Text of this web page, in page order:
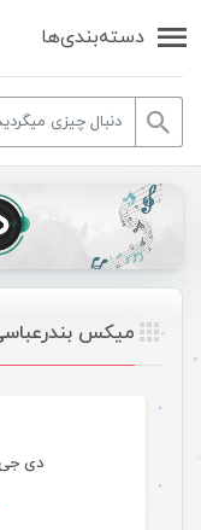
دسته‌بندی‌ها
میکس
دی